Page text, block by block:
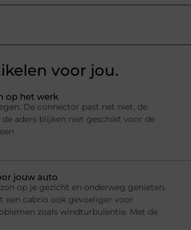
voor jou.
op het werk
De connector past net niet, de
aders blijken niet geschikt voor de
jouw auto
op je gezicht en onderweg genieten.
een cabrio ook gevoeliger voor
zoals windturbulentie. Met de